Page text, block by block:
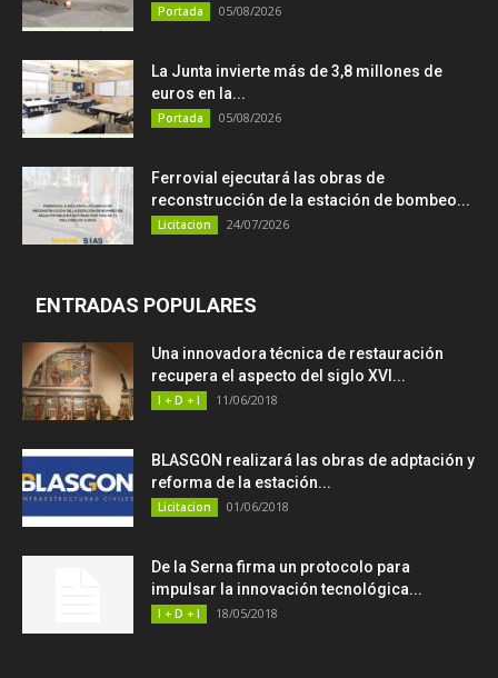
Portada 05/08/2026
La Junta invierte más de 3,8 millones de
euros en la...
Portada 05/08/2026
Ferrovial ejecutará las obras de
reconstrucción de la estación de bombeo...
Licitacion 24/07/2026
ENTRADAS POPULARES
Una innovadora técnica de restauración
recupera el aspecto del siglo XVI...
I + D + I 11/06/2018
BLASGON realizará las obras de adptación y
reforma de la estación...
Licitacion 01/06/2018
De la Serna firma un protocolo para
impulsar la innovación tecnológica...
I + D + I 18/05/2018